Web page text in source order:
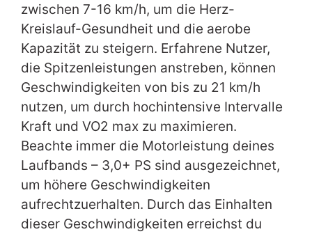
zwischen 7-16 km/h, um die Herz-
Kreislauf-Gesundheit und die aerobe
Kapazität zu steigern. Erfahrene Nutzer,
die Spitzenleistungen anstreben, können
Geschwindigkeiten von bis zu 21 km/h
nutzen, um durch hochintensive Intervalle
Kraft und VO2 max zu maximieren.
Beachte immer die Motorleistung deines
Laufbands – 3,0+ PS sind ausgezeichnet,
um höhere Geschwindigkeiten
aufrechtzuerhalten. Durch das Einhalten
dieser Geschwindigkeiten erreichst du